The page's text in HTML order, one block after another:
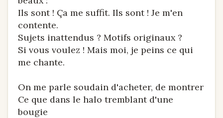
Ils sont ! Ça me suffit. Ils sont ! Je m'en
contente.
Sujets inattendus ? Motifs originaux ?
Si vous voulez ! Mais moi, je peins ce qui
me chante.
On me parle soudain d'acheter, de montrer
Ce que dans le halo tremblant d'une
bougie